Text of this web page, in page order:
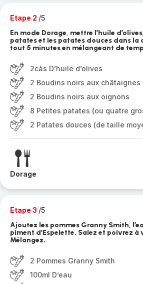
Etape 2 /5
En mode Dorage, mettre l’huile
patates et les patates douces dans la
tout 5 minutes en mélangeant de
2càs D’huile d’olives
2 Boudins noirs aux châtaignes
2 Boudins noirs aux oignons
8 Petites patates (ou quatre
2 Patates douces (de taille
Dorage
Etape 3 /5
Ajoutez les pommes Granny Smith,
piment d’Espelette. Salez et poivrez à
Mélangez.
2 Pommes Granny Smith
100ml D’eau